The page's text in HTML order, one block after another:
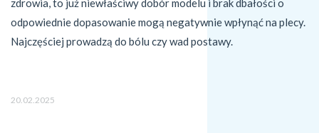
zdrowia, to już niewłaściwy dobór modelu i brak dbałości o
odpowiednie dopasowanie mogą negatywnie wpłynąć na plecy.
Najczęściej prowadzą do bólu czy wad postawy.
20.02.2025